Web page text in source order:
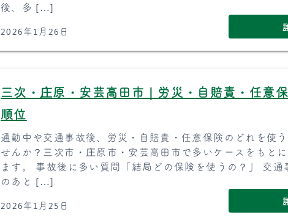
後、多 […]
2026年1月26日
三次・庄原・安芸高田市｜労災・自賠責・任意
順位
通勤中や交通事故後、労災・自賠責・任意保険のどれを使
せんか？三次市・庄原市・安芸高田市で多いケースをもと
ます。 事故後に多い質問「結局どの保険を使うの？」 交通
のあと […]
2026年1月25日